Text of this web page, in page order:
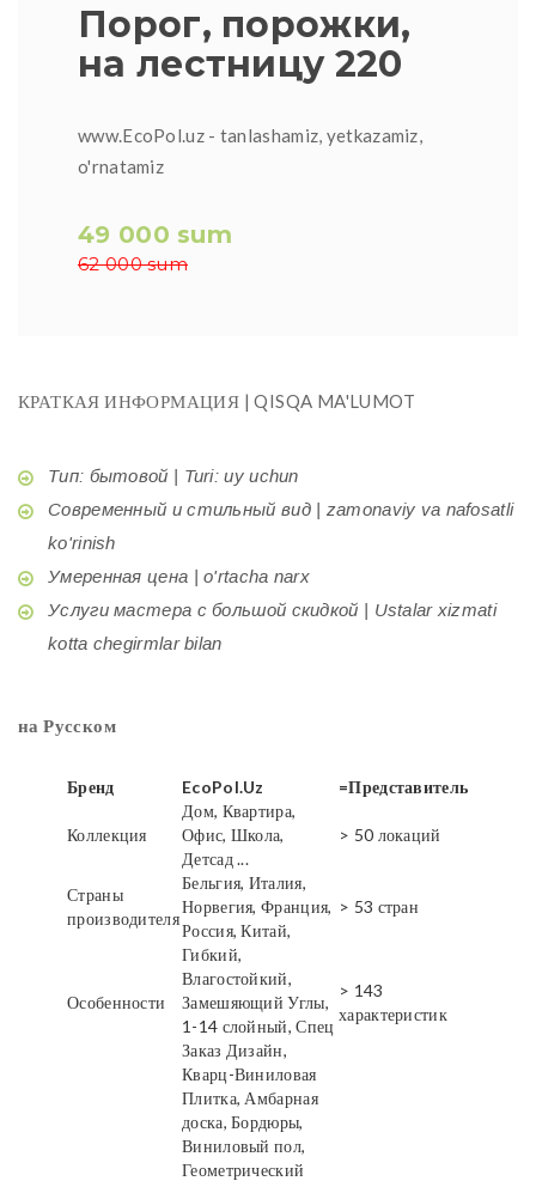
Порог, порожки,
на лестницу 220
www.EcoPol.uz - tanlashamiz, yetkazamiz,
o'rnatamiz
49 000 sum
62 000 sum
КРАТКАЯ ИНФОРМАЦИЯ | QISQA MA'LUMOT
Тип: бытовой | Turi: uy uchun
Современный и стильный вид | zamonaviy va nafosatli
ko'rinish
Умеренная цена | o'rtacha narx
Услуги мастера с большой скидкой | Ustalar xizmati
kotta chegirmlar bilan
на Русском
Бренд EcoPol.Uz =Представитель
Коллекция
Дом, Квартира,
Офис, Школа,
Детсад ...
> 50 локаций
Страны
производителя
Бельгия, Италия,
Норвегия, Франция,
Россия, Китай,
> 53 стран
Особенности
Гибкий,
Влагостойкий,
Замешяющий Углы,
1-14 слойный, Спец
Заказ Дизайн,
> 143
характеристик
Кварц-Виниловая
Плитка, Амбарная
доска, Бордюры,
Виниловый пол,
Геометрический